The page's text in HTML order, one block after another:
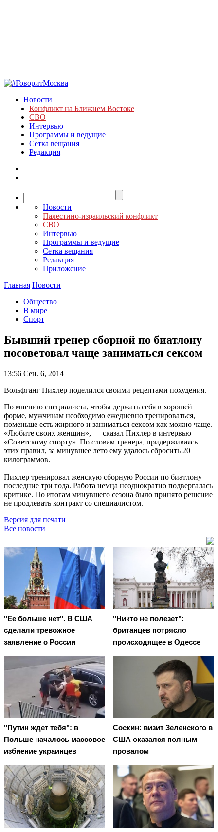
Новости
Конфликт на Ближнем Востоке
СВО
Интервью
Программы и ведущие
Сетка вещания
Редакция
Новости
Палестино-израильский конфликт
СВО
Интервью
Программы и ведущие
Сетка вещания
Редакция
Приложение
Главная Новости
Общество
В мире
Спорт
Бывший тренер сборной по биатлону
посоветовал чаще заниматься сексом
13:56 Сен. 6, 2014
Вольфганг Пихлер поделился своими рецептами похудения.
По мнению специалиста, чтобы держать себя в хорошей
форме, мужчинам необходимо ежедневно тренироваться,
поменьше есть жирного и заниматься сексом как можно чаще.
«Любите своих женщин», — сказал Пихлер в интервью
«Советскому спорту». По словам тренера, придерживаясь
этих правил, за минувшее лето ему удалось сбросить 20
килограммов.
Пихлер тренировал женскую сборную России по биатлону
последние три года. Работа немца неоднократно подвергалась
критике. По итогам минувшего сезона было принято решение
не продлевать контракт со специалистом.
Версия для печати
Все новости
"Ее больше нет". В США
сделали тревожное
заявление о России
"Никто не полезет":
британцев потрясло
происходящее в Одессе
"Путин ждет тебя": в
Польше началось массовое
избиение украинцев
Соскин: визит Зеленского в
США оказался полным
провалом